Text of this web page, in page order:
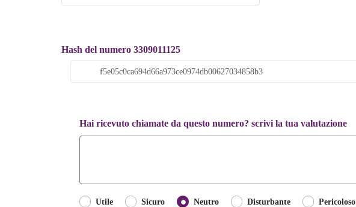
Hash del numero 3309011125
Hai ricevuto chiamate da questo numero? scrivi la tua valutazione
Utile Sicuro Neutro Disturbante
Pericoloso